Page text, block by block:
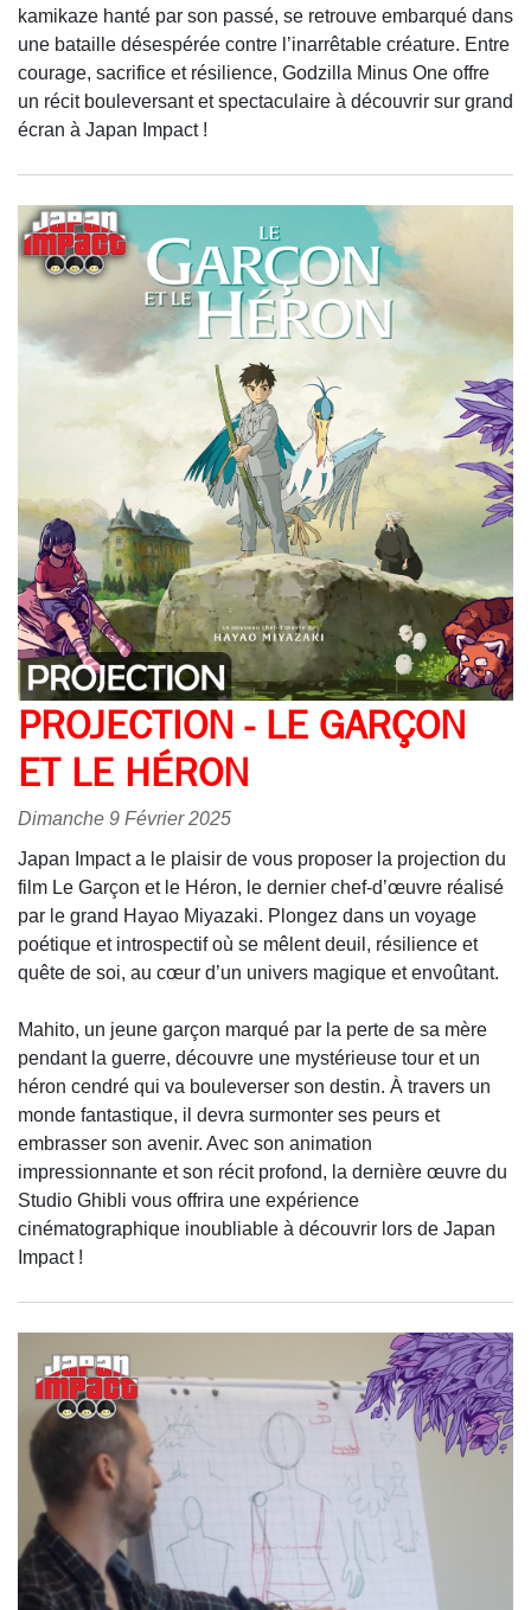
kamikaze hanté par son passé, se retrouve embarqué dans
une bataille désespérée contre l’inarrêtable créature. Entre
courage, sacrifice et résilience, Godzilla Minus One offre
un récit bouleversant et spectaculaire à découvrir sur grand
écran à Japan Impact !
PROJECTION - LE GARÇON
ET LE HÉRON
Dimanche 9 Février 2025
Japan Impact a le plaisir de vous proposer la projection du
film Le Garçon et le Héron, le dernier chef-d’œuvre réalisé
par le grand Hayao Miyazaki. Plongez dans un voyage
poétique et introspectif où se mêlent deuil, résilience et
quête de soi, au cœur d’un univers magique et envoûtant.
Mahito, un jeune garçon marqué par la perte de sa mère
pendant la guerre, découvre une mystérieuse tour et un
héron cendré qui va bouleverser son destin. À travers un
monde fantastique, il devra surmonter ses peurs et
embrasser son avenir. Avec son animation
impressionnante et son récit profond, la dernière œuvre du
Studio Ghibli vous offrira une expérience
cinématographique inoubliable à découvrir lors de Japan
Impact !